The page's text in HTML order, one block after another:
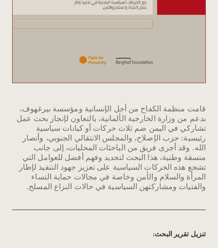
قامت منظمة الكفاح من أجل الإنسانية ومؤسسة بيرغهوف،
بدعم من وزارة الخارجية الألمانية، بالتعاون لإنجاز بحث عمل
تشاركي في اليمن ضم ثلاث حركات أو كيانات سياسية
رئيسية: حزب الإصلاح، والمجلس الانتقالي الجنوبي، وأنصار
الله. وقد أجرى فريق من الباحثات المحليات، إلى جانب
منسقة وطنية، هذا البحث لتحديد وفهم أفضل للعوامل التي
تشجع هذه الحركات السياسية على تعزيز جهود التنفيذ لإطار
المرأة والسلام والأمن وخاصة في مجالات حماية النساء
والفتيات ومشاركتهن السياسية في حالات النزاع المسلح.
تنزيل تقرير البحث: